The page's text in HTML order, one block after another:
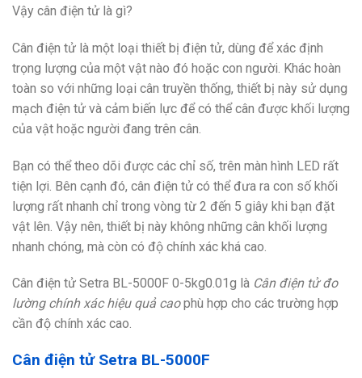
Vậy cân điện tử là gì?
Cân điện tử là một loại thiết bị điện tử, dùng để xác định
trọng lượng của một vật nào đó hoặc con người. Khác hoàn
toàn so với những loại cân truyền thống, thiết bị này sử dụng
mạch điện tử và cảm biến lực để có thể cân được khối lượng
của vật hoặc người đang trên cân.
Bạn có thể theo dõi được các chỉ số, trên màn hình LED rất
tiện lợi. Bên cạnh đó, cân điện tử có thể đưa ra con số khối
lượng rất nhanh chỉ trong vòng từ 2 đến 5 giây khi bạn đặt
vật lên. Vậy nên, thiết bị này không những cân khối lượng
nhanh chóng, mà còn có độ chính xác khá cao.
Cân điện tử Setra BL-5000F 0-5kg0.01g là Cân điện tử đo
lường chính xác hiệu quả caophù hợp cho các trường hợp
cần độ chính xác cao.
Cân điện tử Setra BL-5000F